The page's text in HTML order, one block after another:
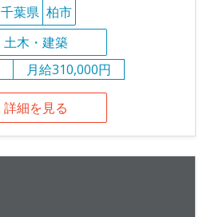
千葉県 柏市
土木・建築
月給310,000円
詳細を見る